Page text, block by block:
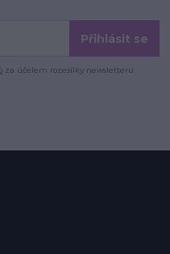
Přihlásit se
za účelem rozesílky newsletteru.